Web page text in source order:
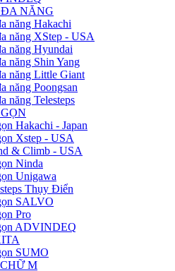
NĂNG
năng Hakachi
năng XStep - USA
năng Hyundai
năng Shin Yang
năng Little Giant
năng Poongsan
năng Telesteps
Hakachi - Japan
Xstep - USA
& Climb - USA
Ninda
Unigawa
Thụy Điển
SALVO
Pro
ADVINDEQ
SUMO
M